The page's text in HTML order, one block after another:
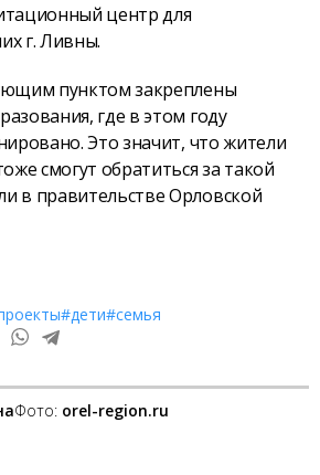
центр для
г. Ливны.
пунктом закреплены
где в этом году
Это значит, что жители
смогут обратиться за такой
в правительстве Орловской
#дети#семья
Фото: orel-region.ru